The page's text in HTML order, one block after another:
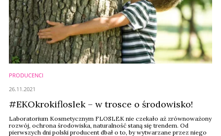
PRODUCENCI
#EKOkrokifloslek – w trosce o środowisko!
Laboratorium Kosmetycznym FLOSLEK nie czekało aż zrównoważony
rozwój, ochrona środowiska, naturalność staną się trendem. Od
pierwszych dni polski producent dbał o to, by wytwarzane przez niego
26.11.2021